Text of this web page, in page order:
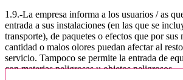
1.9.-La empresa informa a los usuarios / as
entrada a sus instalaciones (en las que se
transporte), de paquetes o efectos que por sus
cantidad o malos olores puedan afectar al
servicio. Tampoco se permite la entrada de
con materias peligrosas u objetos peligrosos.